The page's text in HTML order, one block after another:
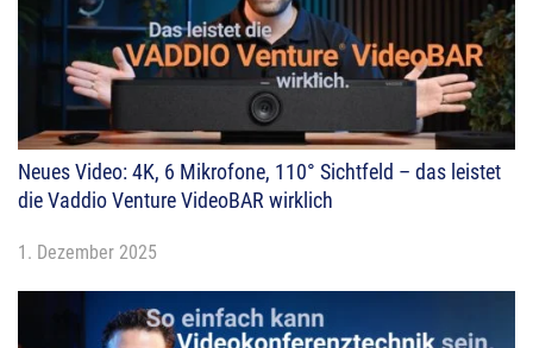
Neues Video: 4K, 6 Mikrofone, 110° Sichtfeld – das leistet
die Vaddio Venture VideoBAR wirklich
1. Dezember 2025